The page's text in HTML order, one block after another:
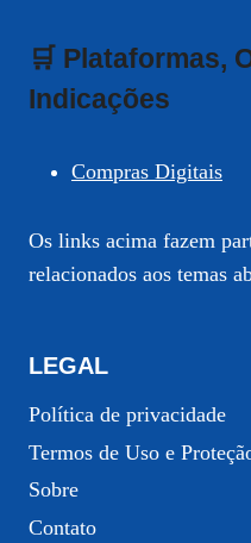
🛒 Plataformas,
Indicações
Compras Digitais
Os links acima fazem
relacionados aos temas
LEGAL
Política de privacidade
Termos de Uso e
Sobre
Contato